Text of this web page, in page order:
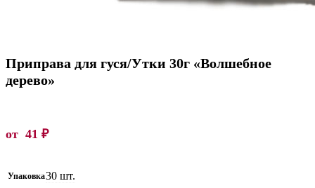
Приправа для гуся/Утки 30г «Волшебное
дерево»
от 41 ₽
Упаковка30 шт.